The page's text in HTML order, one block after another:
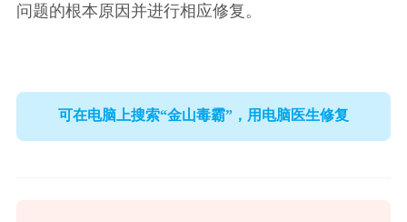
问题的根本原因并进行相应修复。
可在电脑上搜索“金山毒霸”，用电脑医生修复